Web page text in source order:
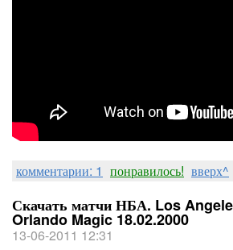
комментарии: 1 понравилось! вверх^
Скачать матчи НБА. Los
Orlando Magic 18.02.2000
13-06-2011 12:31